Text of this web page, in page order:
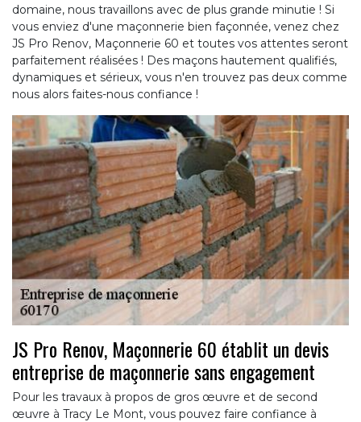
domaine, nous travaillons avec de plus grande minutie ! Si
vous enviez d'une maçonnerie bien façonnée, venez chez
JS Pro Renov, Maçonnerie 60 et toutes vos attentes seront
parfaitement réalisées ! Des maçons hautement qualifiés,
dynamiques et sérieux, vous n'en trouvez pas deux comme
nous alors faites-nous confiance !
JS Pro Renov, Maçonnerie 60 établit un devis
entreprise de maçonnerie sans engagement
Pour les travaux à propos de gros œuvre et de second
œuvre à Tracy Le Mont, vous pouvez faire confiance à